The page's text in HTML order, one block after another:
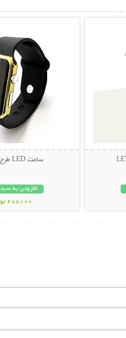
ساعت LED طرح اپل واچ
افزودن به
288000 تومان